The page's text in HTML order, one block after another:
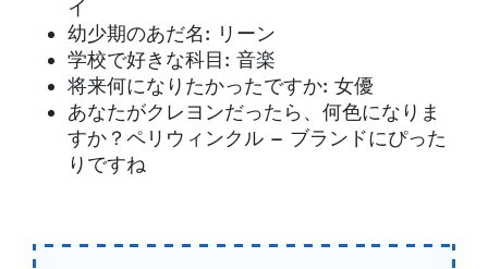
イ
幼少期のあだ名: リーン
学校で好きな科目: 音楽
将来何になりたかったですか: 女優
あなたがクレヨンだったら、何色になりま
すか？ペリウィンクル – ブランドにぴった
りですね